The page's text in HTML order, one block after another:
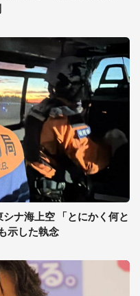
ナ海上空 「とにかく何と
示した執念